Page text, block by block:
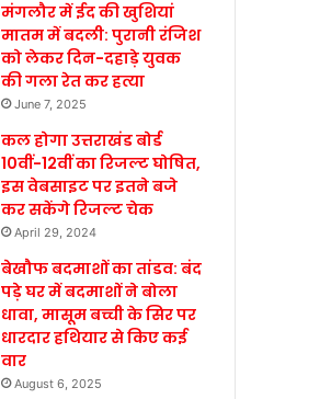
मंगलौर में ईद की खुशियां
मातम में बदली: पुरानी रंजिश
को लेकर दिन-दहाड़े युवक
की गला रेत कर हत्या
June 7, 2025
कल होगा उत्तराखंड बोर्ड
10वीं-12वीं का रिजल्ट घोषित,
इस वेबसाइट पर इतने बजे
कर सकेंगे रिजल्ट चेक
April 29, 2024
बेखौफ बदमाशों का तांडव: बंद
पड़े घर में बदमाशों ने बोला
धावा, मासूम बच्ची के सिर पर
धारदार हथियार से किए कई
वार
August 6, 2025